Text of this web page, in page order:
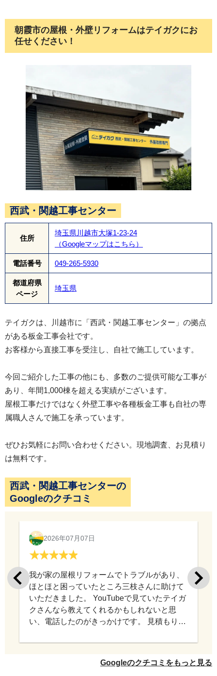
断熱性能もたかく、耐久性も高い屋根です。
これで向こう30年、安心です。
朝霞市の屋根・外壁リフォームはテイガクにお
任せください！
西武・関越工事センター
住所
埼玉県川越市大塚1-23-24
（Googleマップはこちら）
電話番号 049-265-5930
都道府県
ページ
埼玉県
テイガクは、川越市に「西武・関越工事センター」の拠点
がある板金工事会社です。
お客様から直接工事を受注し、自社で施工しています。
今回ご紹介した工事の他にも、多数のご提供可能な工事が
あり、年間1,000棟を超える実績がございます。
屋根工事だけではなく外壁工事や各種板金工事も自社の専
属職人さんで施工を承っています。
ぜひお気軽にお問い合わせください。現地調査、お見積り
は無料です。
西武・関越工事センターの
Googleのクチコミ
2026年07月07日
我が家の屋根リフォームでトラブルがあり、
ほとほと困っていたところ三枝さんに助けて
いただきました。 YouTubeで見ていたテイガ
クさんなら教えてくれるかもしれないと思
い、電話したのがきっかけです。 見積もり依
私の話を親身に聞いて下さり、アドバイスを
だけ有り難かったかわかりません。今は感謝
Googleのクチコミをもっと見る